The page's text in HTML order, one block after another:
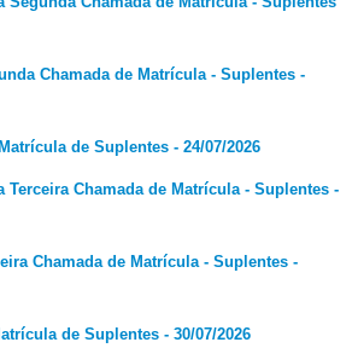
Chamada de Matrícula - Suplentes -
de Suplentes - 24/07/2026
Terceira Chamada de Matrícula - Suplentes -
Chamada de Matrícula - Suplentes -
de Suplentes - 30/07/2026